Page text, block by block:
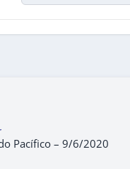
Pacífico – 9/6/2020